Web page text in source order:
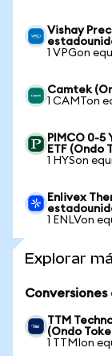
Vishay
1 VPGon
Camtek
1 CAMTon
PIMCO 0-
ETF (Ondo
1 HYSon
Enlivex
1 ENLVon
Explorar
TTM
(Ondo
1 TTMIon